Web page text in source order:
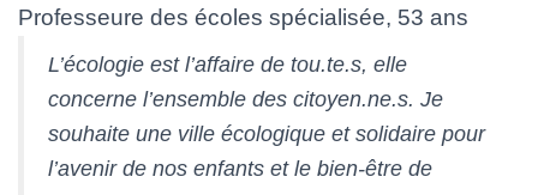
Professeure des écoles spécialisée, 53 ans
L’écologie est l’affaire de tou.te.s, elle
concerne l’ensemble des citoyen.ne.s. Je
souhaite une ville écologique et solidaire pour
l’avenir de nos enfants et le bien-être de